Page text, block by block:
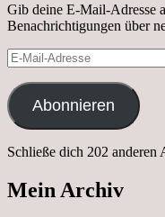
Gib deine E-Mail-Adresse
Benachrichtigungen über
E-
Mail-
Adresse
Abonnieren
Schließe dich 202 anderen
Mein Archiv